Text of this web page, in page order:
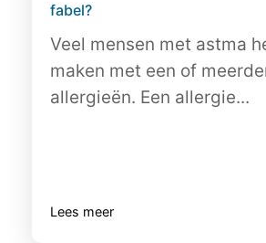
fabel?
Veel mensen met astma
maken met een of
allergieën. Een allergie...
Lees meer